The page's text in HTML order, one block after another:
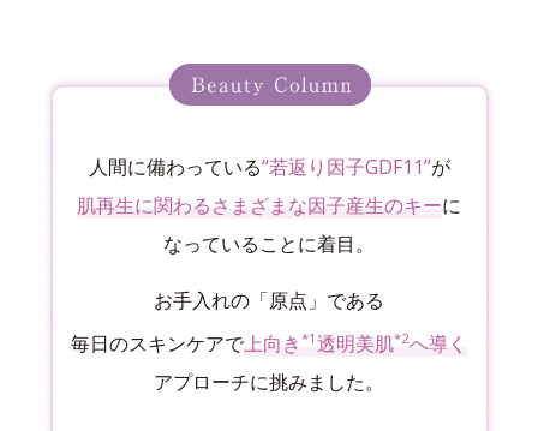
人間に備わっている“若返り因子GDF11”が
肌再生に関わるさまざまな因子産生のキーに
なっていることに着目。
お手入れの「原点」である
毎日のスキンケアで上向き *1 透明美肌*2へ導く
アプローチに挑みました。